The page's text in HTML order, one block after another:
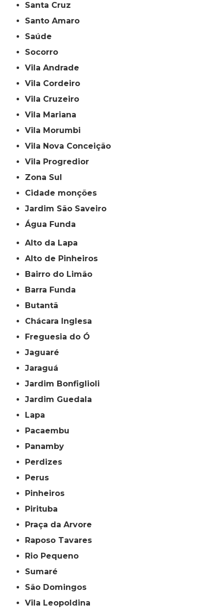
Santa Cruz
Santo Amaro
Saúde
Socorro
Vila Andrade
Vila Cordeiro
Vila Cruzeiro
Vila Mariana
Vila Morumbi
Vila Nova Conceição
Vila Progredior
Zona Sul
cidade monções
jardim São Saveiro
Água Funda
Alto da Lapa
Alto de Pinheiros
Bairro do Limão
Barra Funda
Butantã
Chácara Inglesa
Freguesia do Ó
Jaguaré
Jaraguá
Jardim Bonfiglioli
Jardim Guedala
Lapa
Pacaembu
Panamby
Perdizes
Perus
Pinheiros
Pirituba
Praça da Arvore
Raposo Tavares
Rio Pequeno
Sumaré
São Domingos
Vila Leopoldina